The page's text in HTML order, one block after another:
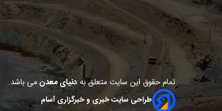
تمام حقوق این سایت متعلق بهدنیای معدنمی باشد.
طراحی سایت خبری و خبرگزاری آسام